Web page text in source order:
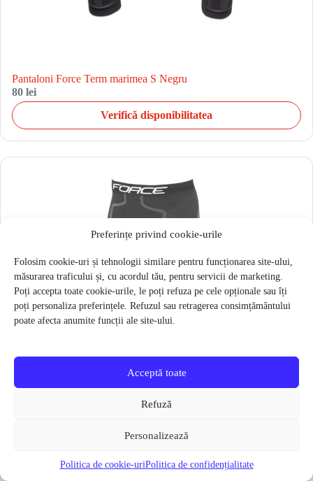
Preferințe privind cookie-urile
Folosim cookie-uri și tehnologii similare pentru funcționarea site-ului,
măsurarea traficului și, cu acordul tău, pentru servicii de marketing.
Poți accepta toate cookie-urile, le poți refuza pe cele opționale sau îți
poți personaliza preferințele. Refuzul sau retragerea consimțământului
poate afecta anumite funcții ale site-ului.
Acceptă toate
Refuză
Personalizează
Politica de cookie-uriPolitica de confidențialitate
Pantaloni Force Term marimea S Negru
80 lei
Verifică disponibilitatea
Pantaloni functionali Force Frost marime L-XL Negru